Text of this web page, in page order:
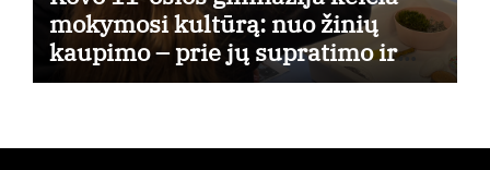
mokymosi kultūrą: nuo žinių
kaupimo – prie jų supratimo ir
taikymo